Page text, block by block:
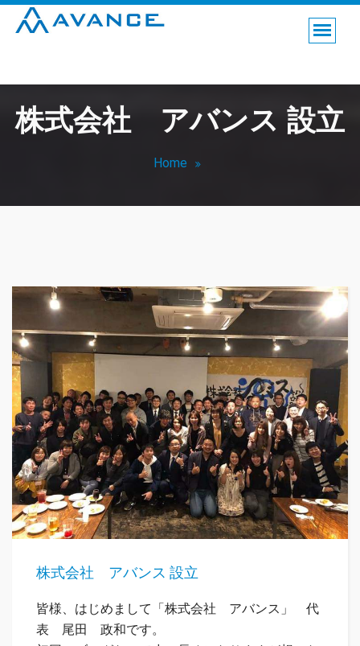
株式会社 アバンス 設立
Home
株式会社 アバンス 設立
皆様、はじめまして「株式会社 アバンス」 代
表 尾田 政和です。